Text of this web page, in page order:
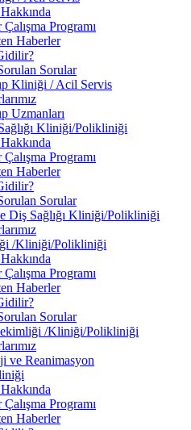
Programı
Haberler
Sorular
Kliniği / Acil Servis
Uzmanları
Kliniği/Polikliniği
Programı
Haberler
Sorular
Diş Sağlığı Kliniği/Polikliniği
/Kliniği/Polikliniği
Programı
Haberler
Sorular
/Kliniği/Polikliniği
ve Reanimasyon
Programı
Haberler